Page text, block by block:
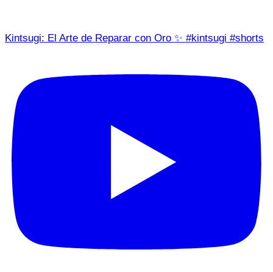
Kintsugi: El Arte de Reparar con Oro ✨ #kintsugi #shorts